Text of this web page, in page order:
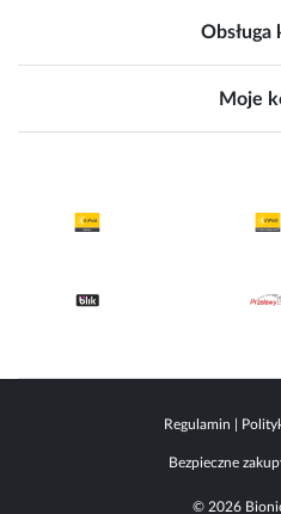
Obsługa
Moje
Regulamin
Bezpieczne
© 2026